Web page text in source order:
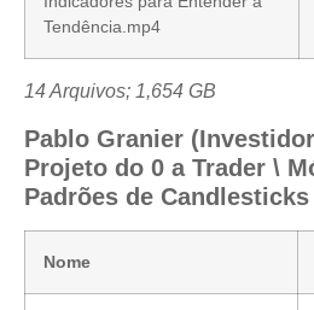
Tendência.mp4
14 Arquivos; 1,654 GB
Pablo Granier
Projeto do 0 a Trader \
Padrões de Candlesticks
Nome